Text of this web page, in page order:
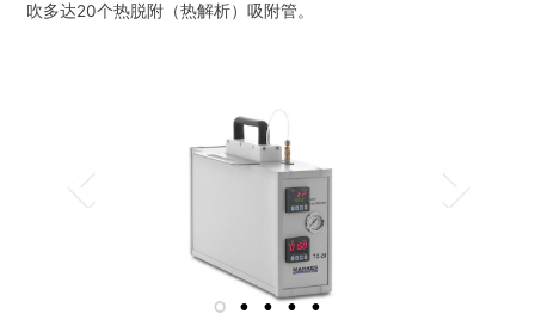
吹多达20个热脱附（热解析）吸附管。